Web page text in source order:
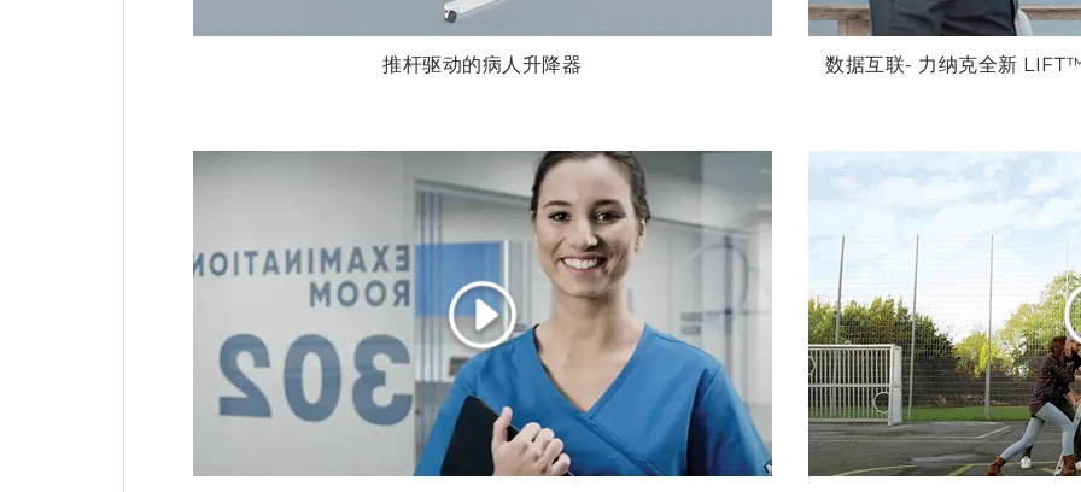
推杆驱动的病人升降器 数据互联- 力纳克全新